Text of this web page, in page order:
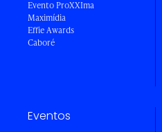
Evento ProXXIma
Maximídia
Effie Awards
Caboré
Eventos